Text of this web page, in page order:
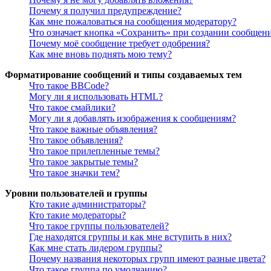
Почему я получил предупреждение?
Как мне пожаловаться на сообщения модератору?
Что означает кнопка «Сохранить» при создании
Почему моё сообщение требует одобрения?
Как мне вновь поднять мою тему?
Форматирование сообщений и типы создаваемых тем
Что такое BBCode?
Могу ли я использовать HTML?
Что такое смайлики?
Могу ли я добавлять изображения к сообщениям?
Что такое важные объявления?
Что такое объявления?
Что такое прилепленные темы?
Что такое закрытые темы?
Что такое значки тем?
Уровни пользователей и группы
Кто такие администраторы?
Кто такие модераторы?
Что такое группы пользователей?
Где находятся группы и как мне вступить в них?
Как мне стать лидером группы?
Почему названия некоторых групп имеют разные цвета?